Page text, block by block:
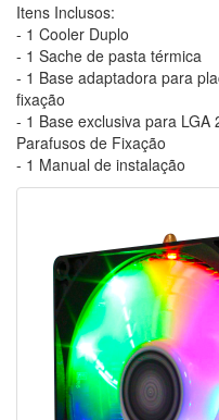
Itens Inclusos:
- 1 Cooler Duplo
- 1 Sache de pasta térmica
- 1 Base adaptadora para
fixação
- 1 Base exclusiva para
Parafusos de Fixação
- 1 Manual de instalação